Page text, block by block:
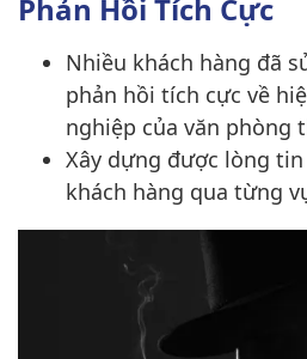
Phản Hồi Tích Cực
Nhiều khách hàng đã
phản hồi tích cực về
nghiệp của văn phòng
Xây dựng được lòng
khách hàng qua từng